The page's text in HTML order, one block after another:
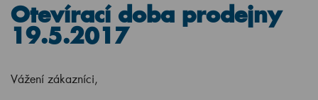
Otevírací doba prodejny
19.5.2017
Vážení zákazníci,